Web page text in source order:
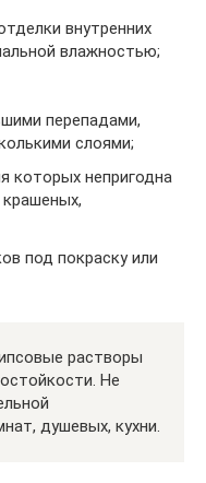
внутренних
влажностью;
перепадами,
слоями;
которых непригодна
под покраску или
растворы
Не
душевых, кухни.